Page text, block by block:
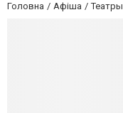
Головна Афіша Театры